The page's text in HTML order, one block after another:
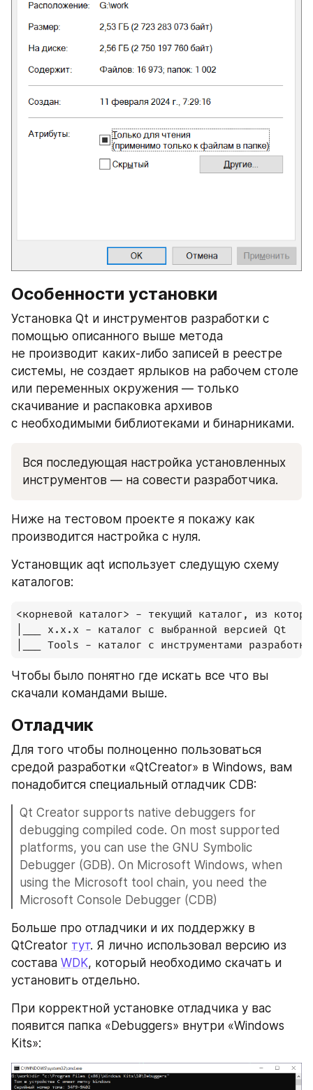
Особенности установки
Установка Qt и инструментов разработки с
помощью описанного выше метода
не производит каких-либо записей в реестре
системы, не создает ярлыков на рабочем столе
или переменных окружения — только
скачивание и распаковка архивов
с необходимыми библиотеками и бинарниками.
Вся последующая настройка установленных
инструментов — на совести разработчика.
Ниже на тестовом проекте я покажу как
производится настройка с нуля.
Установщик aqt использует следущую схему
каталогов:
<корневой каталог> - текущий каталог, из
|___ x.x.x - каталог с выбранной версией Qt
|___ Tools - каталог с инструментами
Чтобы было понятно где искать все что вы
скачали командами выше.
Отладчик
Для того чтобы полноценно пользоваться
средой разработки «QtCreator» в Windows, вам
понадобится специальный отладчик CDB:
Qt Creator supports native debuggers for
debugging compiled code. On most supported
platforms, you can use the GNU Symbolic
Debugger (GDB). On Microsoft Windows, when
using the Microsoft tool chain, you need the
Microsoft Console Debugger (CDB)
Больше про отладчики и их поддержку в
QtCreator тут. Я лично использовал версию из
состава WDK, который необходимо скачать и
установить отдельно.
При корректной установке отладчика у вас
появится папка «Debuggers» внутри «Windows
Kits»: